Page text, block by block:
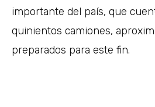
importante del país, que
quinientos camiones,
preparados para este fin.